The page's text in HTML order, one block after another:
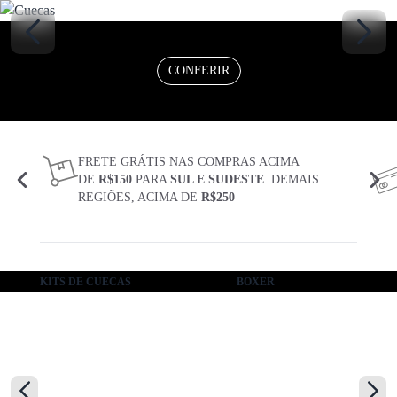
CONFERIR
FRETE GRÁTIS NAS COMPRAS ACIMA
DE R$150 PARA SUL E SUDESTE. DEMAIS
REGIÕES, ACIMA DE R$250
KITS DE CUECAS BOXER